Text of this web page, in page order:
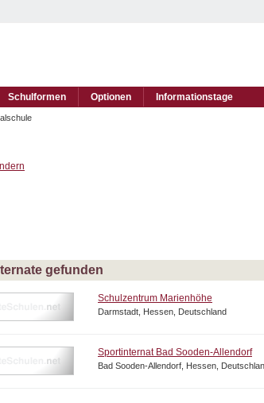
Schulformen Optionen Informationstage
gefunden
Schulzentrum Marienhöhe
Darmstadt, Hessen, Deutschland
Sportinternat Bad Sooden-Allendorf
Bad Sooden-Allendorf, Hessen,